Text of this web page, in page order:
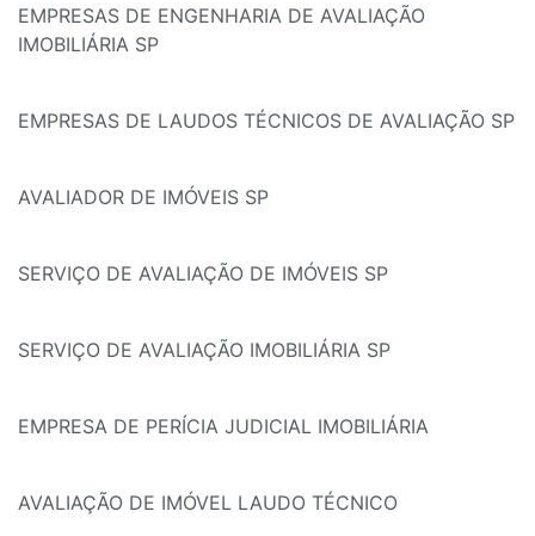
EMPRESAS DE ENGENHARIA DE AVALIAÇÃO
IMOBILIÁRIA SP
EMPRESAS DE LAUDOS TÉCNICOS DE AVALIAÇÃO SP
AVALIADOR DE IMÓVEIS SP
SERVIÇO DE AVALIAÇÃO DE IMÓVEIS SP
SERVIÇO DE AVALIAÇÃO IMOBILIÁRIA SP
EMPRESA DE PERÍCIA JUDICIAL IMOBILIÁRIA
AVALIAÇÃO DE IMÓVEL LAUDO TÉCNICO